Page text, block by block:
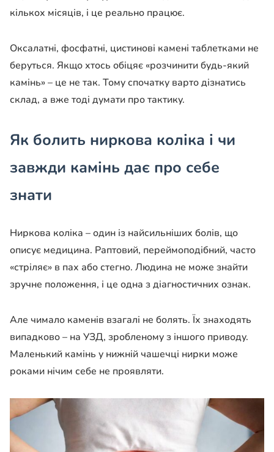
кількох місяців, і це реально працює.
Оксалатні, фосфатні, цистинові камені таблетками не
беруться. Якщо хтось обіцяє «розчинити будь-який
камінь» – це не так. Тому спочатку варто дізнатись
склад, а вже тоді думати про тактику.
Як болить ниркова коліка і чи
завжди камінь дає про себе
знати
Ниркова коліка – один із найсильніших болів, що
описує медицина. Раптовий, переймоподібний, часто
«стріляє» в пах або стегно. Людина не може знайти
зручне положення, і це одна з діагностичних ознак.
Але чимало каменів взагалі не болять. Їх знаходять
випадково – на УЗД, зробленому з іншого приводу.
Маленький камінь у нижній чашечці нирки може
роками нічим себе не проявляти.